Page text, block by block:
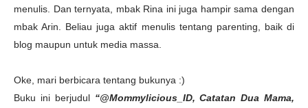
menulis. Dan ternyata, mbak Rina ini juga hampir sama dengan
mbak Arin. Beliau juga aktif menulis tentang parenting, baik di
blog maupun untuk media massa.
Oke, mari berbicara tentang bukunya :)
Buku ini berjudul “@Mommylicious_ID, Catatan Dua Mama,